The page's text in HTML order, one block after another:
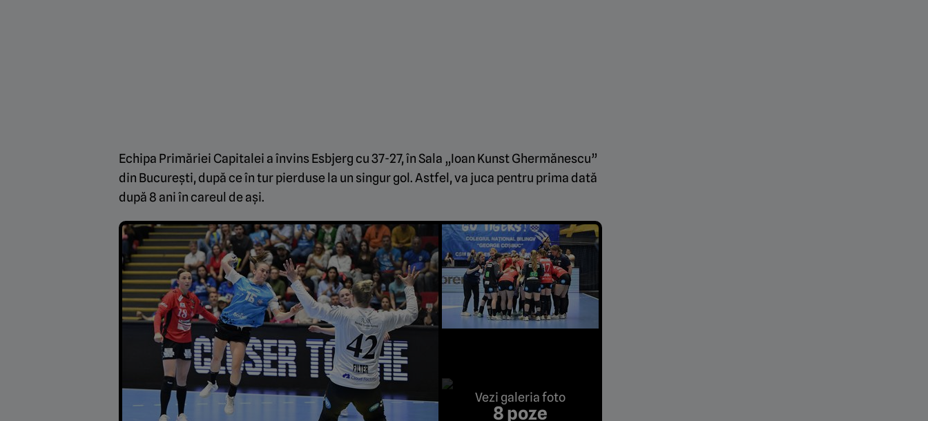
Echipa Primăriei Capitalei a învins Esbjerg cu 37-27, în Sala „Ioan Kunst Ghermănescu”
din București, după ce în tur pierduse la un singur gol. Astfel, va juca pentru prima dată
după 8 ani în careul de ași.
Vezi galeria foto
8 poze